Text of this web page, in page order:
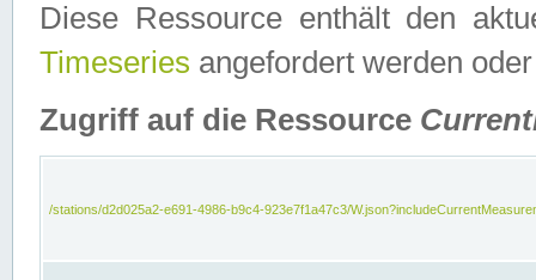
Diese Ressource enthält den
Timeseries angefordert werden
Zugriff auf die Ressource
/stations/d2d025a2-e691-4986-b9c4-923e7f1a47c3/